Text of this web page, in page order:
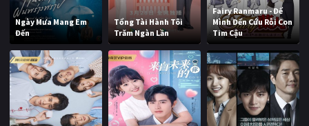
Ngày Mưa Mang Em
Đến
Tổng Tài Hành Tôi
Trăm Ngàn Lần
Fairy Ranmaru - Để
Mình Đến Cứu Rỗi Con
Tim Cậu